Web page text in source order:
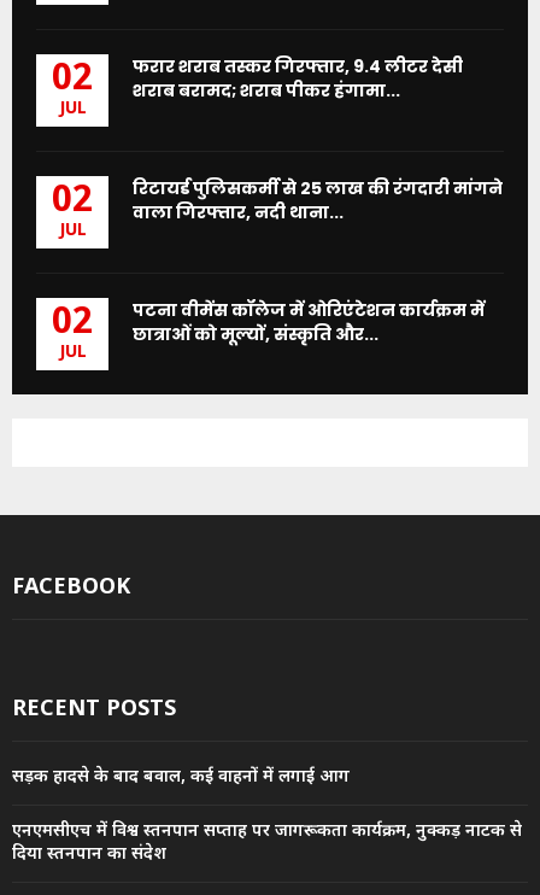
02
JUL
फरार शराब तस्कर गिरफ्तार, 9.4 लीटर देसी
शराब बरामद; शराब पीकर हंगामा...
02
JUL
रिटायर्ड पुलिसकर्मी से 25 लाख की रंगदारी मांगने
वाला गिरफ्तार, नदी थाना...
02
JUL
पटना वीमेंस कॉलेज में ओरिएंटेशन कार्यक्रम में
छात्राओं को मूल्यों, संस्कृति और...
FACEBOOK
RECENT POSTS
सड़क हादसे के बाद बवाल, कई वाहनों में लगाई आग
एनएमसीएच में विश्व स्तनपान सप्ताह पर जागरूकता कार्यक्रम, नुक्कड़ नाटक से
दिया स्तनपान का संदेश